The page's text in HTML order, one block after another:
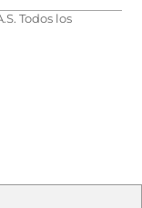
Todos los